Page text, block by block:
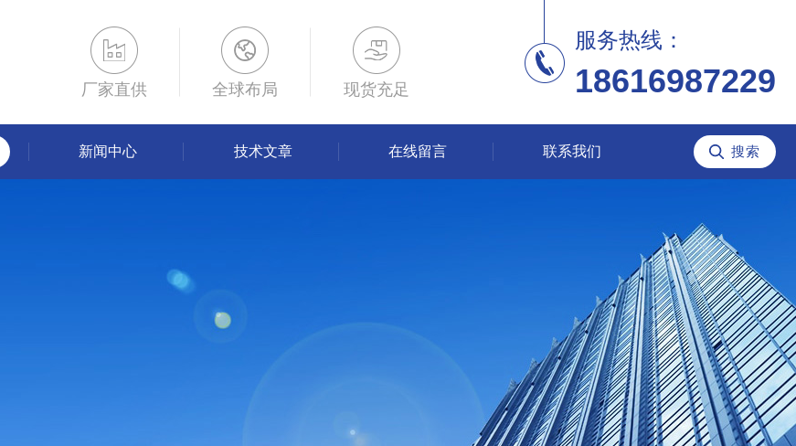
厂家直供 全球布局 现货充足
服务热线：
18616987229
新闻中心 技术文章 在线留言 联系我们